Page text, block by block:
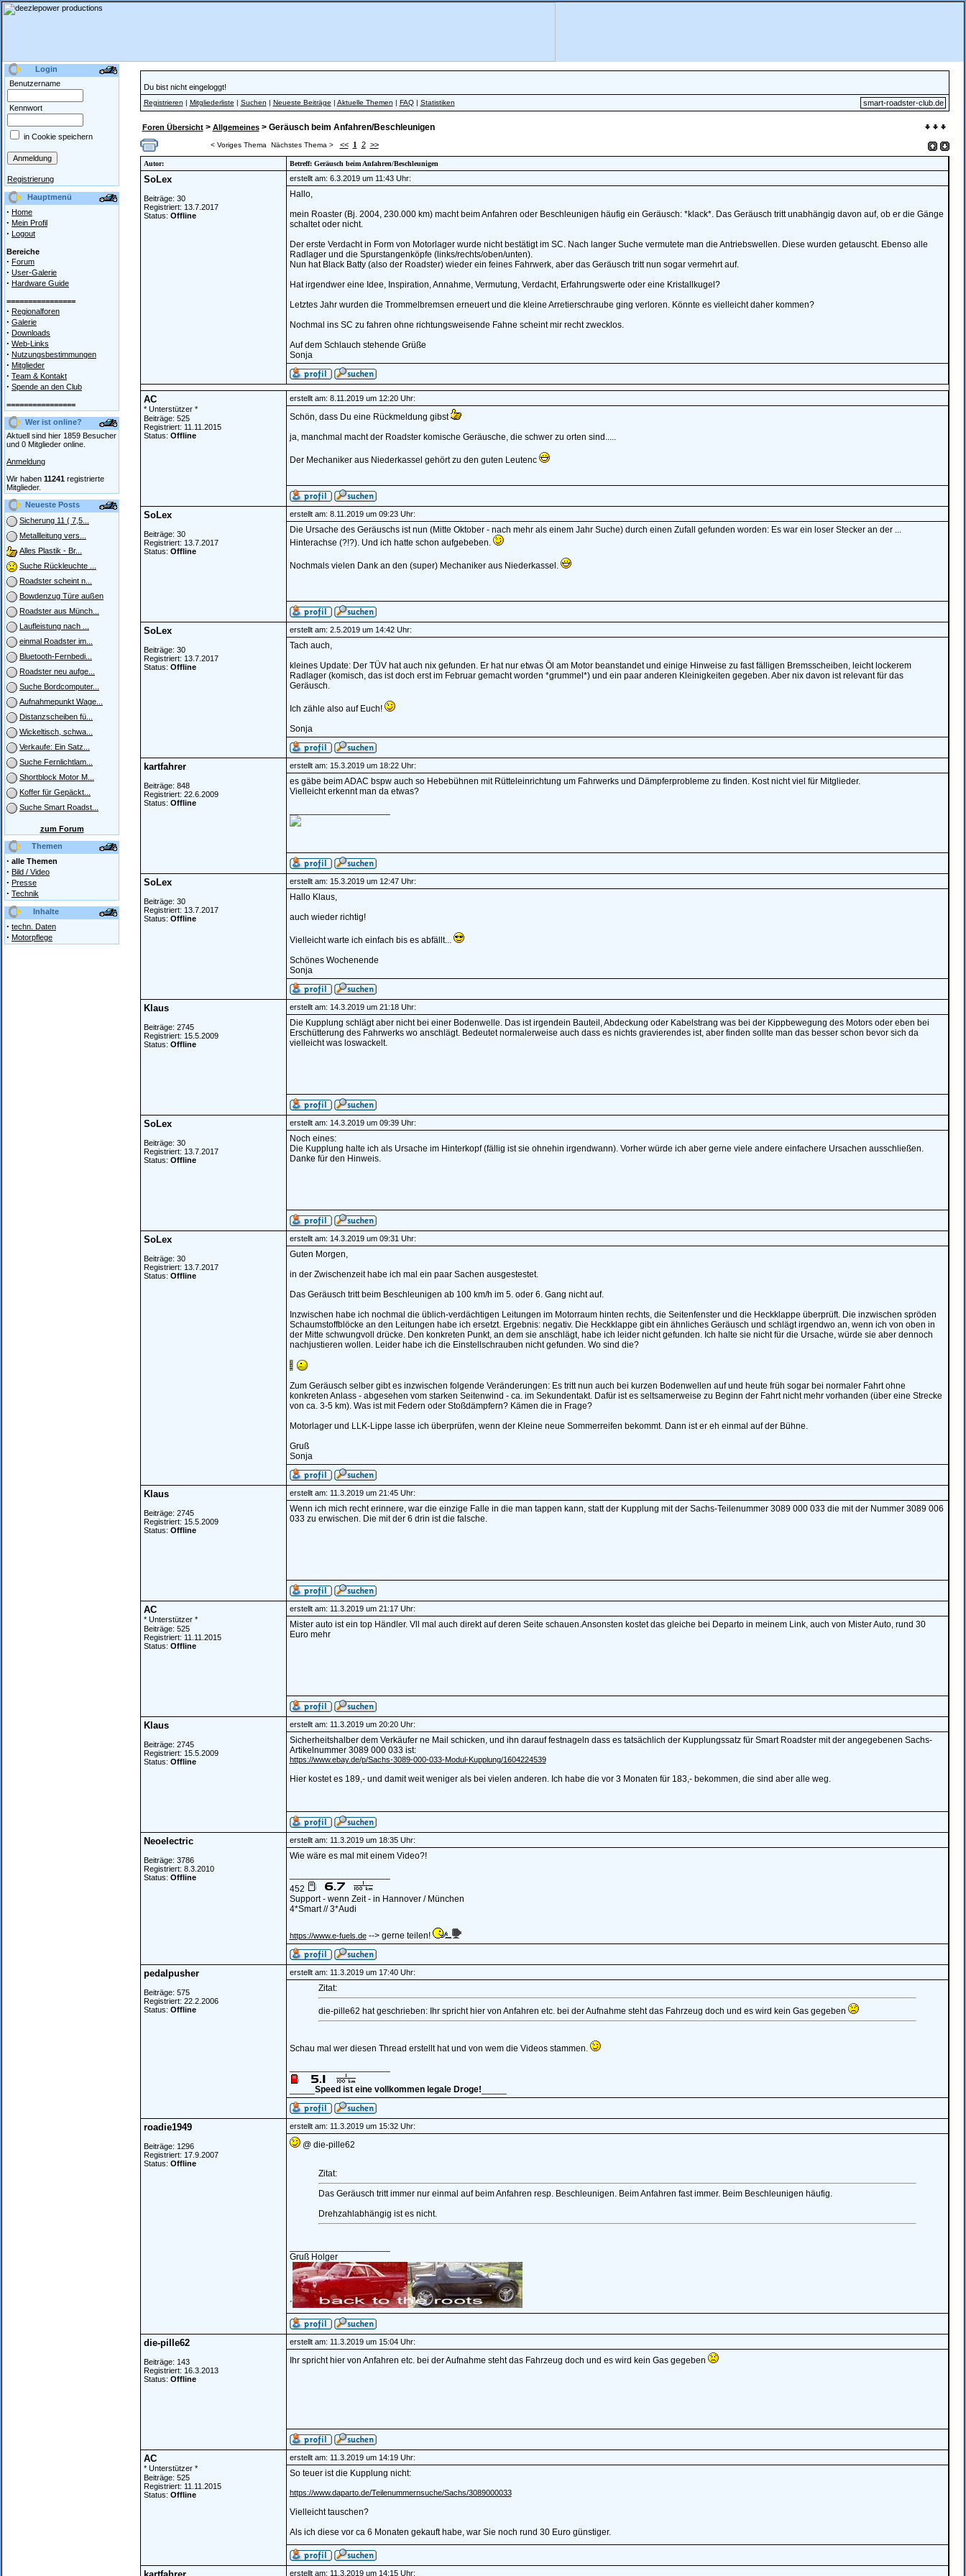
Login
Benutzername
Kennwort
in Cookie speichern
Registrierung
Hauptmenü
· Home
· Mein Profil
· Logout
Bereiche
· Forum
· User-Galerie
· Hardware Guide
================
· Regionalforen
· Galerie
· Downloads
· Web-Links
· Nutzungsbestimmungen
· Mitglieder
· Team & Kontakt
· Spende an den Club
================
Wer ist online?
Aktuell sind hier 1859 Besucher
und 0 Mitglieder online.
Anmeldung
Wir haben 11241 registrierte
Mitglieder.
Neueste Posts
Sicherung 11 ( 7,5...
Metallleitung vers...
Alles Plastik - Br...
Suche Rückleuchte ...
Roadster scheint n...
Bowdenzug Türe außen
Roadster aus Münch...
Laufleistung nach ...
einmal Roadster im...
Bluetooth-Fernbedi...
Roadster neu aufge...
Suche Bordcomputer...
Aufnahmepunkt Wage...
Distanzscheiben fü...
Wickeltisch, schwa...
Verkaufe: Ein Satz...
Suche Fernlichtlam...
Shortblock Motor M...
Koffer für Gepäckt...
Suche Smart Roadst...
zum Forum
Themen
· alle Themen
· Bild / Video
· Presse
· Technik
Inhalte
· techn. Daten
· Motorpflege
Du bist nicht eingeloggt!
Registrieren | Mitgliederliste | Suchen | Neueste Beiträge | Aktuelle Themen | FAQ| Statistiken smart-roadster-club.de
Foren Übersicht> Allgemeines> Geräusch beim Anfahren/Beschleunigen
< Voriges Thema Nächstes Thema > << 1 2 >>
Autor: Betreff: Geräusch beim Anfahren/Beschleunigen
SoLex
Beiträge: 30
Registriert: 13.7.2017
Status: Offline
erstellt am: 6.3.2019 um 11:43 Uhr:
Hallo,
mein Roaster (Bj. 2004, 230.000 km) macht beim Anfahren oder Beschleunigen häufig ein Geräusch: *klack*. Das Geräusch tritt unabhängig davon auf, ob er die Gänge
schaltet oder nicht.
Der erste Verdacht in Form von Motorlager wurde nicht bestätigt im SC. Nach langer Suche vermutete man die Antriebswellen. Diese wurden getauscht. Ebenso alle
Radlager und die Spurstangenköpfe (links/rechts/oben/unten).
Nun hat Black Batty (also der Roadster) wieder ein feines Fahrwerk, aber das Geräusch tritt nun sogar vermehrt auf.
Hat irgendwer eine Idee, Inspiration, Annahme, Vermutung, Verdacht, Erfahrungswerte oder eine Kristallkugel?
Letztes Jahr wurden die Trommelbremsen erneuert und die kleine Arretierschraube ging verloren. Könnte es vielleicht daher kommen?
Nochmal ins SC zu fahren ohne richtungsweisende Fahne scheint mir recht zwecklos.
Auf dem Schlauch stehende Grüße
Sonja
AC
* Unterstützer *
Beiträge: 525
Registriert: 11.11.2015
Status: Offline
erstellt am: 8.11.2019 um 12:20 Uhr:
Schön, dass Du eine Rückmeldung gibst
ja, manchmal macht der Roadster komische Geräusche, die schwer zu orten sind.....
Der Mechaniker aus Niederkassel gehört zu den guten Leutenc
SoLex
Beiträge: 30
Registriert: 13.7.2017
Status: Offline
erstellt am: 8.11.2019 um 09:23 Uhr:
Die Ursache des Geräuschs ist nun (Mitte Oktober - nach mehr als einem Jahr Suche) durch einen Zufall gefunden worden: Es war ein loser Stecker an der ...
Hinterachse (?!?). Und ich hatte schon aufgebeben.
Nochmals vielen Dank an den (super) Mechaniker aus Niederkassel.
SoLex
Beiträge: 30
Registriert: 13.7.2017
Status: Offline
erstellt am: 2.5.2019 um 14:42 Uhr:
Tach auch,
kleines Update: Der TÜV hat auch nix gefunden. Er hat nur etwas Öl am Motor beanstandet und einige Hinweise zu fast fälligen Bremsscheiben, leicht lockerem
Radlager (komisch, das ist doch erst im Februar gemacht worden *grummel*) und ein paar anderen Kleinigkeiten gegeben. Aber nix davon ist relevant für das
Geräusch.
Ich zähle also auf Euch!
Sonja
kartfahrer
Beiträge: 848
Registriert: 22.6.2009
Status: Offline
erstellt am: 15.3.2019 um 18:22 Uhr:
es gäbe beim ADAC bspw auch so Hebebühnen mit Rütteleinrichtung um Fahrwerks und Dämpferprobleme zu finden. Kost nicht viel für Mitglieder.
Vielleicht erkennt man da etwas?
SoLex
Beiträge: 30
Registriert: 13.7.2017
Status: Offline
erstellt am: 15.3.2019 um 12:47 Uhr:
Hallo Klaus,
auch wieder richtig!
Vielleicht warte ich einfach bis es abfällt...
Schönes Wochenende
Sonja
Klaus
Beiträge: 2745
Registriert: 15.5.2009
Status: Offline
erstellt am: 14.3.2019 um 21:18 Uhr:
Die Kupplung schlägt aber nicht bei einer Bodenwelle. Das ist irgendein Bauteil, Abdeckung oder Kabelstrang was bei der Kippbewegung des Motors oder eben bei
Erschütterung des Fahrwerks wo anschlägt. Bedeutet normalerweise auch dass es nichts gravierendes ist, aber finden sollte man das besser schon bevor sich da
vielleicht was loswackelt.
SoLex
Beiträge: 30
Registriert: 13.7.2017
Status: Offline
erstellt am: 14.3.2019 um 09:39 Uhr:
Noch eines:
Die Kupplung halte ich als Ursache im Hinterkopf (fällig ist sie ohnehin irgendwann). Vorher würde ich aber gerne viele andere einfachere Ursachen ausschließen.
Danke für den Hinweis.
SoLex
Beiträge: 30
Registriert: 13.7.2017
Status: Offline
erstellt am: 14.3.2019 um 09:31 Uhr:
Guten Morgen,
in der Zwischenzeit habe ich mal ein paar Sachen ausgestestet.
Das Geräusch tritt beim Beschleunigen ab 100 km/h im 5. oder 6. Gang nicht auf.
Inzwischen habe ich nochmal die üblich-verdächtigen Leitungen im Motorraum hinten rechts, die Seitenfenster und die Heckklappe überprüft. Die inzwischen spröden
Schaumstoffblöcke an den Leitungen habe ich ersetzt. Ergebnis: negativ. Die Heckklappe gibt ein ähnliches Geräusch und schlägt irgendwo an, wenn ich von oben in
der Mitte schwungvoll drücke. Den konkreten Punkt, an dem sie anschlägt, habe ich leider nicht gefunden. Ich halte sie nicht für die Ursache, würde sie aber dennoch
nachjustieren wollen. Leider habe ich die Einstellschrauben nicht gefunden. Wo sind die?
Zum Geräusch selber gibt es inzwischen folgende Veränderungen: Es tritt nun auch bei kurzen Bodenwellen auf und heute früh sogar bei normaler Fahrt ohne
konkreten Anlass - abgesehen vom starken Seitenwind - ca. im Sekundentakt. Dafür ist es seltsamerweise zu Beginn der Fahrt nicht mehr vorhanden (über eine Strecke
von ca. 3-5 km). Was ist mit Federn oder Stoßdämpfern? Kämen die in Frage?
Motorlager und LLK-Lippe lasse ich überprüfen, wenn der Kleine neue Sommerreifen bekommt. Dann ist er eh einmal auf der Bühne.
Gruß
Sonja
Klaus
Beiträge: 2745
Registriert: 15.5.2009
Status: Offline
erstellt am: 11.3.2019 um 21:45 Uhr:
Wenn ich mich recht erinnere, war die einzige Falle in die man tappen kann, statt der Kupplung mit der Sachs-Teilenummer 3089 000 033 die mit der Nummer 3089 006
033 zu erwischen. Die mit der 6 drin ist die falsche.
AC
* Unterstützer *
Beiträge: 525
Registriert: 11.11.2015
Status: Offline
erstellt am: 11.3.2019 um 21:17 Uhr:
Mister auto ist ein top Händler. Vll mal auch direkt auf deren Seite schauen.Ansonsten kostet das gleiche bei Departo in meinem Link, auch von Mister Auto, rund 30
Euro mehr
Klaus
Beiträge: 2745
Registriert: 15.5.2009
Status: Offline
erstellt am: 11.3.2019 um 20:20 Uhr:
Sicherheitshalber dem Verkäufer ne Mail schicken, und ihn darauf festnageln dass es tatsächlich der Kupplungssatz für Smart Roadster mit der angegebenen Sachs-
Artikelnummer 3089 000 033 ist:
https://www.ebay.de/p/Sachs-3089-000-033-Modul-Kupplung/1604224539
Hier kostet es 189,- und damit weit weniger als bei vielen anderen. Ich habe die vor 3 Monaten für 183,- bekommen, die sind aber alle weg.
Neoelectric
Beiträge: 3786
Registriert: 8.3.2010
Status: Offline
erstellt am: 11.3.2019 um 18:35 Uhr:
Wie wäre es mal mit einem Video?!
452
Support - wenn Zeit - in Hannover / München
4*Smart // 3*Audi
https://www.e-fuels.de--> gerne teilen!
pedalpusher
Beiträge: 575
Registriert: 22.2.2006
Status: Offline
erstellt am: 11.3.2019 um 17:40 Uhr:
Zitat:
die-pille62 hat geschrieben: Ihr spricht hier von Anfahren etc. bei der Aufnahme steht das Fahrzeug doch und es wird kein Gas gegeben
Schau mal wer diesen Thread erstellt hat und von wem die Videos stammen.
Speed ist eine vollkommen legale Droge!
roadie1949
Beiträge: 1296
Registriert: 17.9.2007
Status: Offline
erstellt am: 11.3.2019 um 15:32 Uhr:
@ die-pille62
Zitat:
Das Geräusch tritt immer nur einmal auf beim Anfahren resp. Beschleunigen. Beim Anfahren fast immer. Beim Beschleunigen häufig.
Drehzahlabhängig ist es nicht.
Gruß Holger
´
die-pille62
Beiträge: 143
Registriert: 16.3.2013
Status: Offline
erstellt am: 11.3.2019 um 15:04 Uhr:
Ihr spricht hier von Anfahren etc. bei der Aufnahme steht das Fahrzeug doch und es wird kein Gas gegeben
AC
* Unterstützer *
Beiträge: 525
Registriert: 11.11.2015
Status: Offline
erstellt am: 11.3.2019 um 14:19 Uhr:
So teuer ist die Kupplung nicht:
https://www.daparto.de/Teilenummernsuche/Sachs/3089000033
Vielleicht tauschen?
Als ich diese vor ca 6 Monaten gekauft habe, war Sie noch rund 30 Euro günstiger.
erstellt am: 11.3.2019 um 14:15 Uhr: